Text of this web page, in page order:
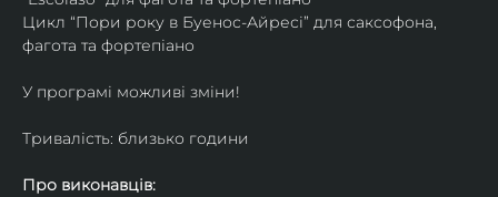
Цикл “Пори року в Буенос-Айресі” для саксофона,
фагота та фортепіано
У програмі можливі зміни!
Тривалість: близько години
Про виконавців: